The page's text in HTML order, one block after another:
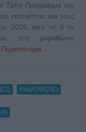
Τρίτο Πρόγραμμα της
επισκέπτες και τους
2026, από τις 9 το
στη μαραθώνια
ΡΑΔΙΟΦΩΝΟ